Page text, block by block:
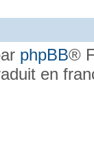
phpBB®
en